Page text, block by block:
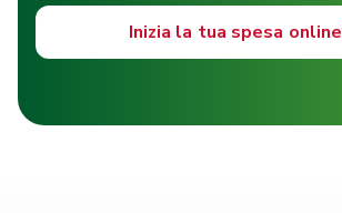
Inizia la tua spesa online